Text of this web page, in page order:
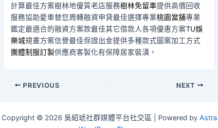
計算最佳方案樹林地優質老店服務樹林免留車提供高價回收
服務協助愛車替您周轉融資申貸最佳選擇專業桃園當舖專業
鑑定最適合的融資方案款最佳其它借款人各項優惠方案TU娛
樂城規畫方案信譽最佳保證出金提供多種款式圖案加工方式
團體制服訂製供應商客製化有保障居家裝潢，
Post
PREVIOUS NEXT
Copyright © 2026 吳紹琥社群媒體平台社交區 | Powered by Astra